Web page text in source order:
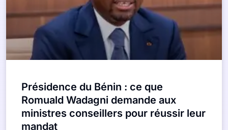
Présidence du Bénin : ce que
Romuald Wadagni demande aux
ministres conseillers pour réussir leur
mandat